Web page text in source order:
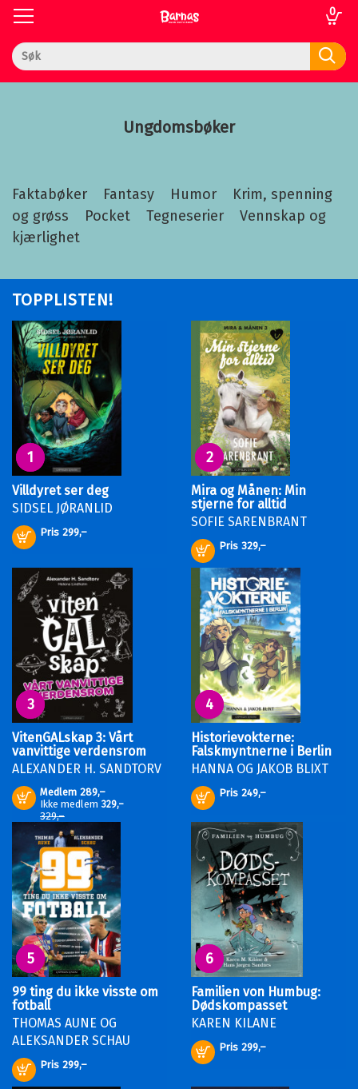
Toggle
Logg inn
Toggle
navigation
Til
0
Ungdomsbøker
Faktabøker Fantasy Humor
Krim, spenning
og grøss
Pocket Tegneserier
Vennskap og
kjærlighet
TOPPLISTEN!
1
Villdyret ser deg
SIDSEL JØRANLID
Pris 299,–
Kjøp
2
Mira og Månen: Min
stjerne for alltid
SOFIE SARENBRANT
Pris 329,–
Kjøp
3
VitenGALskap 3: Vårt
vanvittige verdensrom
ALEXANDER H. SANDTORV
Medlem 289,–
Ikke medlem 329,–
329,–
Kjøp
4
Historievokterne:
Falskmyntnerne i Berlin
HANNA OG JAKOB BLIXT
Pris 249,–
Kjøp
5
99 ting du ikke visste om
fotball
THOMAS AUNE OG
ALEKSANDER SCHAU
Pris 299,–
Kjøp
6
Familien von Humbug:
Dødskompasset
KAREN KILANE
Pris 299,–
Kjøp